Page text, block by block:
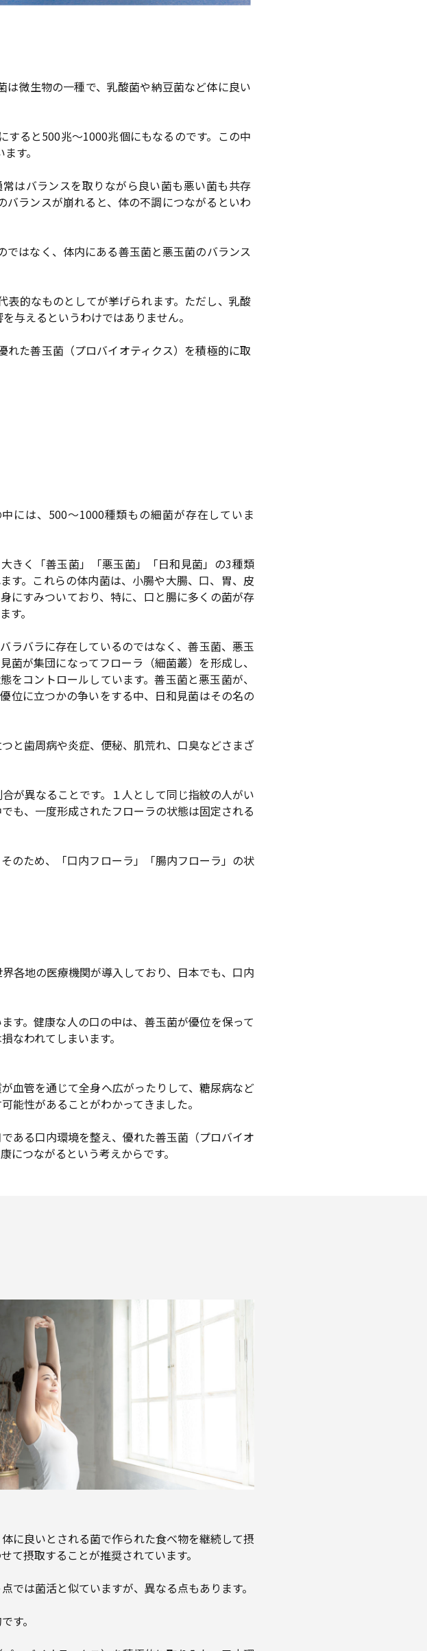
微生物の一種で、乳酸菌や納豆菌など体に良い
ると500兆〜1000兆個にもなるのです。この中
す。
はバランスを取りながら良い菌も悪い菌も共存
ランスが崩れると、体の不調につながるといわ
はなく、体内にある善玉菌と悪玉菌のバランス
的なものとしてが挙げられます。ただし、乳酸
与えるというわけではありません。
た善玉菌（プロバイオティクス）を積極的に取
には、500〜1000種類もの細菌が存在していま
きく「善玉菌」「悪玉菌」「日和見菌」の3種類
す。これらの体内菌は、小腸や大腸、口、胃、皮
にすみついており、特に、口と腸に多くの菌が存
す。
ラバラに存在しているのではなく、善玉菌、悪玉
菌が集団になってフローラ（細菌叢）を形成し、
をコントロールしています。善玉菌と悪玉菌が、
位に立つかの争いをする中、日和見菌はその名の
と歯周病や炎症、便秘、肌荒れ、口臭などさまざ
が異なることです。１人として同じ指紋の人がい
も、一度形成されたフローラの状態は固定される
のため、「口内フローラ」「腸内フローラ」の状
各地の医療機関が導入しており、日本でも、口内
す。健康な人の口の中は、善玉菌が優位を保って
なわれてしまいます。
血管を通じて全身へ広がったりして、糖尿病など
能性があることがわかってきました。
ある口内環境を整え、優れた善玉菌（プロバイオ
につながるという考えからです。
に良いとされる菌で作られた食べ物を継続して摂
摂取することが推奨されています。
は菌活と似ていますが、異なる点もあります。
す。